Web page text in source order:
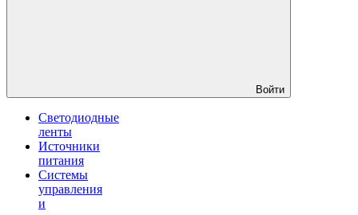
Войти
Светодиодные
ленты
Источники
питания
Системы
управления
и